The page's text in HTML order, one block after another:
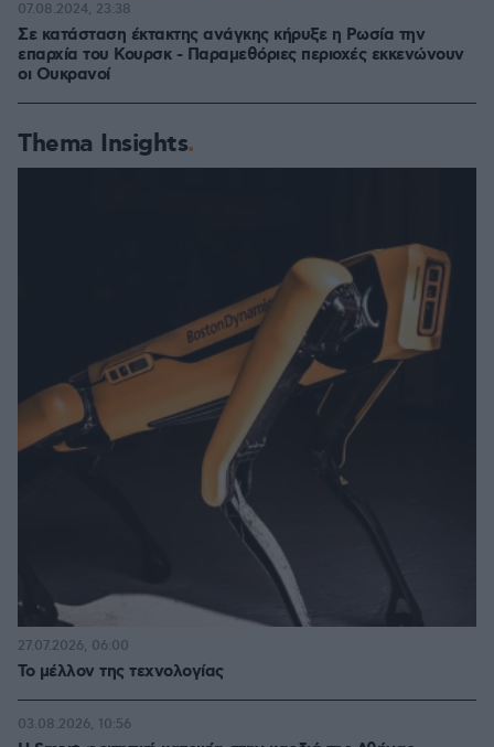
Σε κατάσταση έκτακτης ανάγκης κήρυξε η Ρωσία την
επαρχία του Κουρσκ - Παραμεθόριες περιοχές εκκενώνουν
οι Ουκρανοί
07.08.2024, 23:38
Thema Insights
Το μέλλον της τεχνολογίας
27.07.2026, 06:00
03.08.2026, 10:56